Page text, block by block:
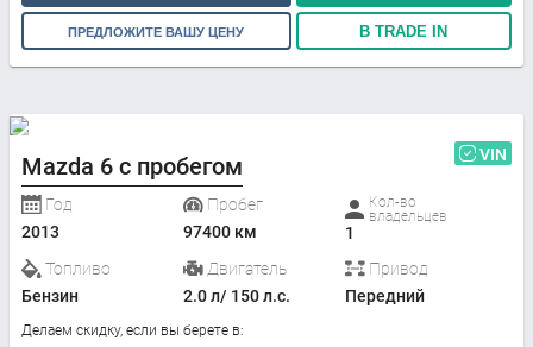
ПРЕДЛОЖИТЕ ВАШУ ЦЕНУ В TRADE IN
Mazda 6 с пробегом VIN
Год
2013
Пробег
97400 км
Кол-во
владельцев
1
Топливо
Бензин
Двигатель
2.0 л/ 150 л.с.
Привод
Передний
Делаем скидку, если вы берете в: